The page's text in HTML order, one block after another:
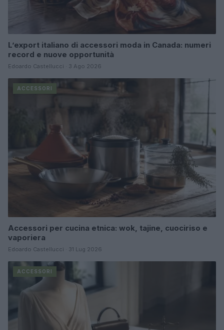
L’export italiano di accessori moda in Canada: numeri
record e nuove opportunità
Edoardo Castellucci · 3 Ago 2026
ACCESSORI
Accessori per cucina etnica: wok, tajine, cuociriso e
vaporiera
Edoardo Castellucci · 31 Lug 2026
ACCESSORI